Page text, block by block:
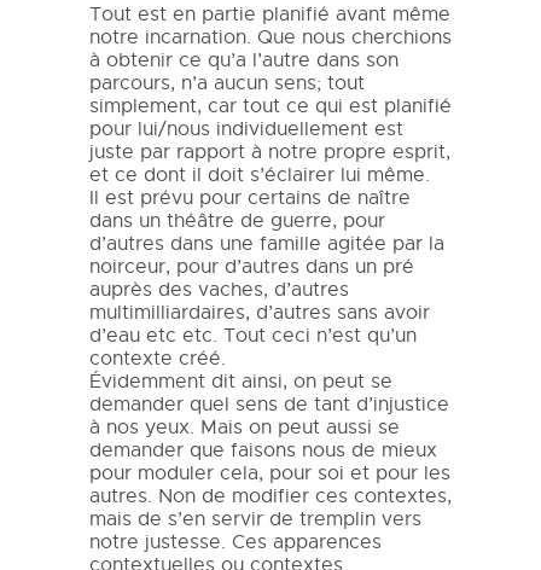
Tout est en partie planifié avant même
notre incarnation. Que nous cherchions
à obtenir ce qu’a l’autre dans son
parcours, n’a aucun sens; tout
simplement, car tout ce qui est planifié
pour lui/nous individuellement est
juste par rapport à notre propre esprit,
et ce dont il doit s’éclairer lui même.
Il est prévu pour certains de naître
dans un théâtre de guerre, pour
d’autres dans une famille agitée par la
noirceur, pour d’autres dans un pré
auprès des vaches, d’autres
multimilliardaires, d’autres sans avoir
d’eau etc etc. Tout ceci n’est qu’un
contexte créé.
Évidemment dit ainsi, on peut se
demander quel sens de tant d’injustice
à nos yeux. Mais on peut aussi se
demander que faisons nous de mieux
pour moduler cela, pour soi et pour les
autres. Non de modifier ces contextes,
mais de s’en servir de tremplin vers
notre justesse. Ces apparences
contextuelles ou contextes